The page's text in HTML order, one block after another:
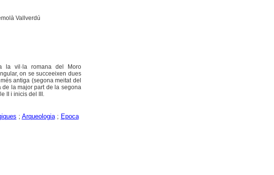
Vallverdú
la vil·la romana del Moro
on se succeeixen dues
antiga (segona meitat del
de la major part de la segona
II i inicis del III.
; Arqueologia; Epoca